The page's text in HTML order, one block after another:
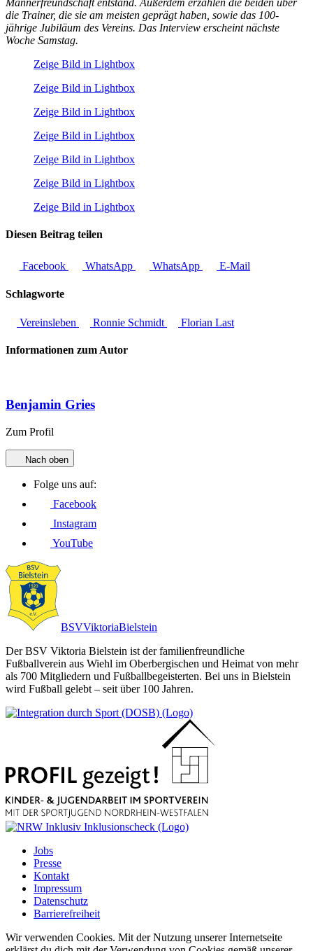
die Trainer, die sie am meisten geprägt haben, sowie das 100-
jährige Jubiläum des Vereins. Das Interview erscheint nächste
Woche Samstag.
Zeige Bild in Lightbox
Zeige Bild in Lightbox
Zeige Bild in Lightbox
Zeige Bild in Lightbox
Zeige Bild in Lightbox
Zeige Bild in Lightbox
Zeige Bild in Lightbox
Diesen Beitrag teilen
Facebook WhatsApp WhatsApp E-Mail
Schlagworte
Vereinsleben Ronnie Schmidt Florian Last
Informationen zum Autor
Benjamin Gries
Zum Profil
Nach oben
Folge uns auf:
Facebook
Instagram
YouTube
BSVViktoriaBielstein
Der BSV Viktoria Bielstein ist der familienfreundliche
Fußballverein aus Wiehl im Oberbergischen und Heimat von mehr
als 700 Mitgliedern und Fußballbegeisterten. Bei uns in Bielstein
wird Fußball gelebt – seit über 100 Jahren.
Jobs
Presse
Kontakt
Impressum
Datenschutz
Barrierefreiheit
Wir verwenden Cookies. Mit der Nutzung unserer Internetseite